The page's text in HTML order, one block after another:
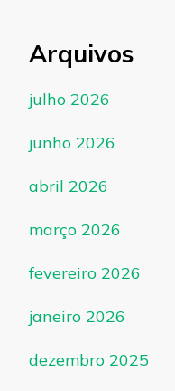
Arquivos
julho 2026
junho 2026
abril 2026
março 2026
fevereiro 2026
janeiro 2026
dezembro 2025